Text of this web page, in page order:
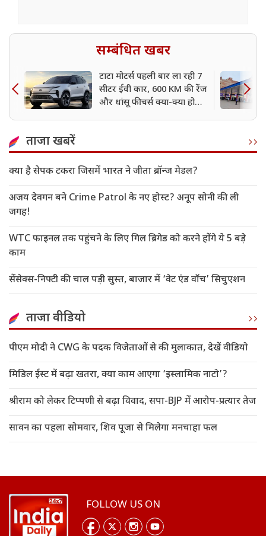
सम्बंधित खबर
टाटा मोटर्स पहली बार ला रही 7
सीटर ईवी कार, 600 KM की रेंज
और धांसू फीचर्स क्या-क्या होगा
ताजा खबरें
क्या है सेपक टकरा जिसमें भारत ने जीता ब्रॉन्ज मेडल?
अजय देवगन बने Crime Patrol के नए होस्ट? अनूप सोनी की ली
जगह!
WTC फाइनल तक पहुंचने के लिए गिल ब्रिगेड को करने होंगे ये 5 बड़े
काम
सेंसेक्स-निफ्टी की चाल पड़ी सुस्त, बाजार में ‘वेट एंड वॉच’ सिचुएशन
ताजा वीडियो
पीएम मोदी ने CWG के पदक विजेताओं से की मुलाकात, देखें वीडियो
मिडिल ईस्ट में बढ़ा खतरा, क्या काम आएगा ‘इस्लामिक नाटो’?
श्रीराम को लेकर टिप्पणी से बढ़ा विवाद, सपा-BJP में आरोप-प्रत्यार तेज
सावन का पहला सोमवार, शिव पूजा से मिलेगा मनचाहा फल
FOLLOW US ON